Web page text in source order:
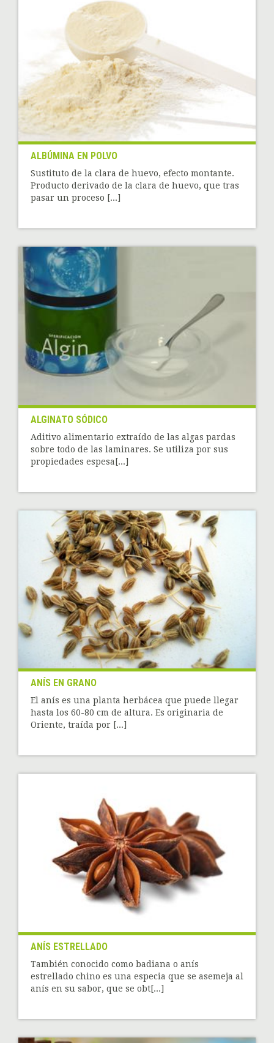
ALBÚMINA EN POLVO
Sustituto de la clara de huevo, efecto montante.
Producto derivado de la clara de huevo, que tras
pasar un proceso [...]
ALGINATO SÓDICO
Aditivo alimentario extraído de las algas pardas
sobre todo de las laminares. Se utiliza por sus
propiedades espesa[...]
ANÍS EN GRANO
El anís es una planta herbácea que puede llegar
hasta los 60-80 cm de altura. Es originaria de
Oriente, traída por [...]
ANÍS ESTRELLADO
También conocido como badiana o anís
estrellado chino es una especia que se asemeja al
anís en su sabor, que se obt[...]